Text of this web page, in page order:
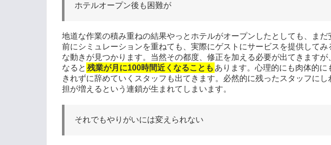
ホテルオープン後も困難が
地道な作業の積み重ねの結果やっとホテルがオープンしたとしても、ま
前にシミュレーションを重ねても、実際にゲストにサービスを提供して
な動きが見つかります。当然その都度、修正を加える必要が出てきます
なると 残業が月に100時間近くなることも あります。心理的にも肉体的に
きれずに辞めていくスタッフも出てきます。必然的に残ったスタッフに
担が増えるという連鎖が生まれてしまいます。
それでもやりがいには変えられない